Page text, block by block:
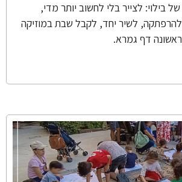
בילוי: לצייר בלי לחשוב יותר מדי,
לשיר יחד, לקבל שבת במוזיקה
דף גמרא.